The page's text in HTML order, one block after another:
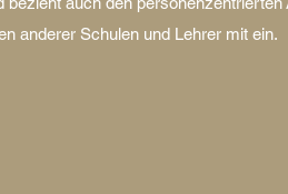
anderer Schulen und Lehrer mit ein.